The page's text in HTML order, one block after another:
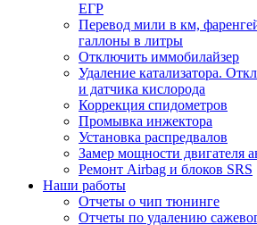
ЕГР
Перевод мили в км,
галлоны в литры
Отключить иммобилайзер
Удаление катализатора.
и датчика кислорода
Коррекция спидометров
Промывка инжектора
Установка распредвалов
Замер мощности двигателя
Ремонт Airbag и блоков SRS
Наши работы
Отчеты о чип тюнинге
Отчеты по удалению